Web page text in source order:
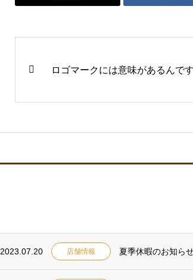
ロゴマークには意味があるんです
2023.07.20 店舗情報 夏季休暇のお知ら